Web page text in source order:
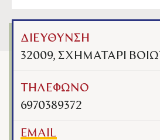
ΔΙΕΥΘΥΝΣΗ
32009, ΣΧΗΜΑΤΑΡΙ
ΤΗΛΕΦΩΝΟ
6970389372
EMAIL